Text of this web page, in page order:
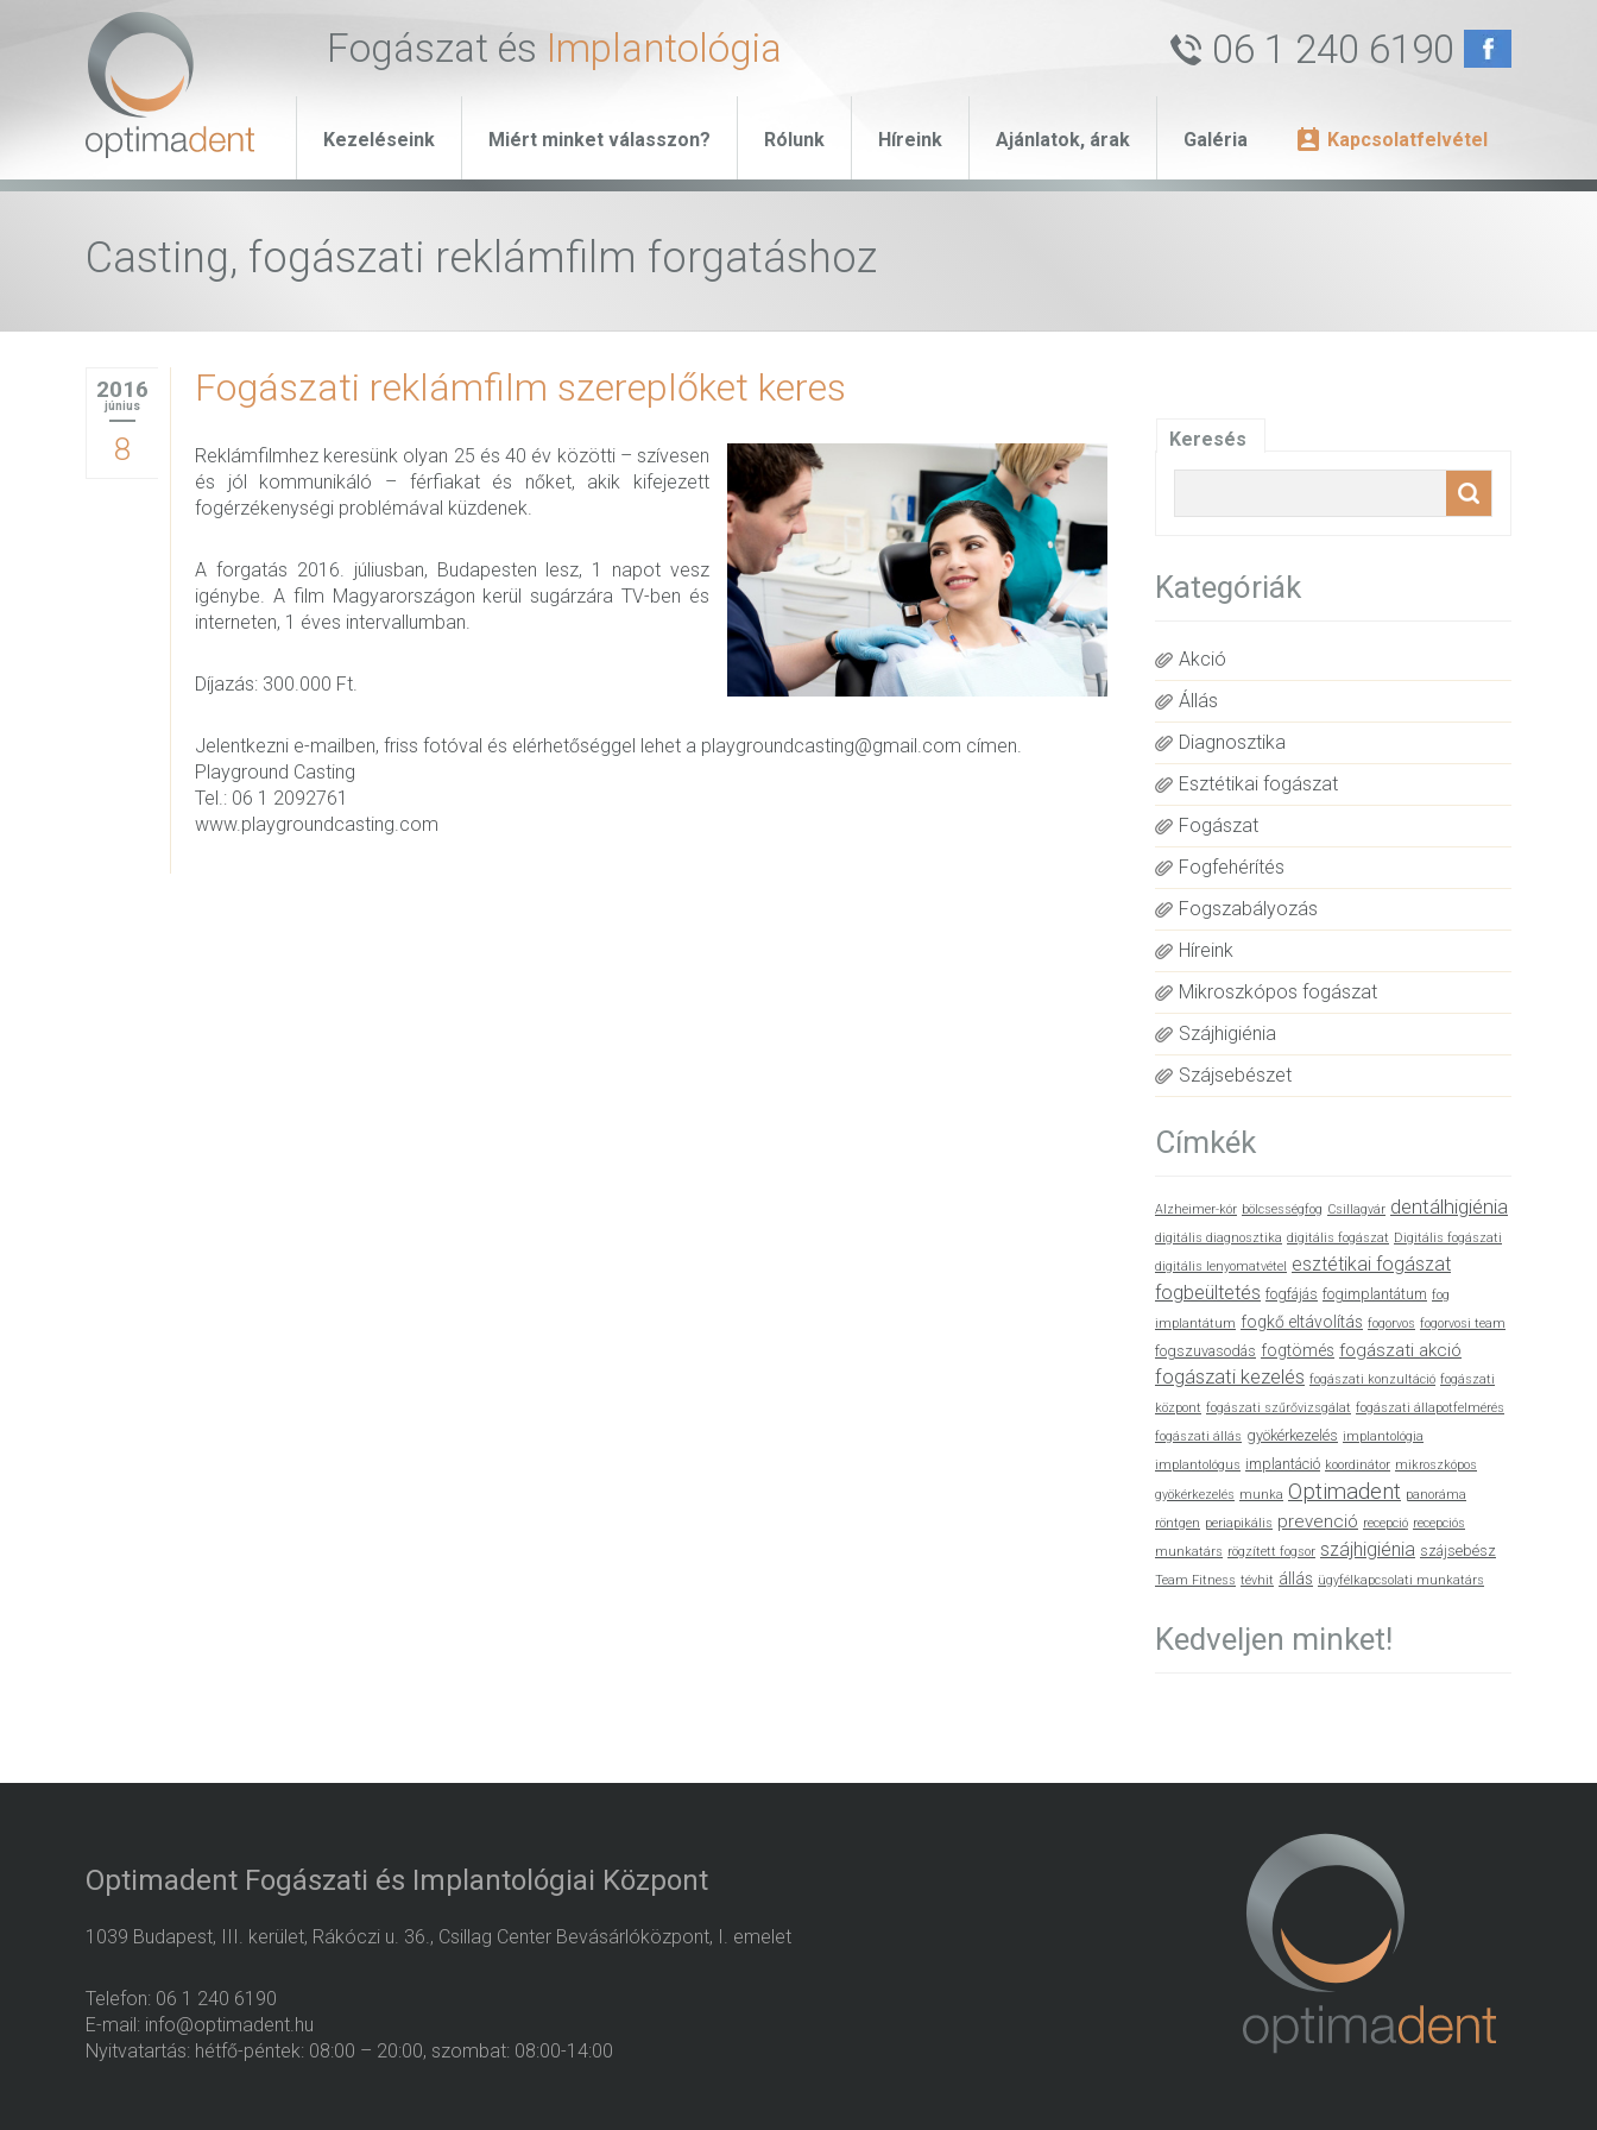
Fogászat és Implantológia 06 1 240 6190
Kezeléseink Miért minket válasszon? Rólunk Híreink Ajánlatok, árak Galéria Kapcsolatfelvétel
Casting, fogászati reklámfilm forgatáshoz
2016
június
8
Fogászati reklámfilm szereplőket keres
Reklámfilmhez keresünk olyan 25 és 40 év közötti – szívesen
és jól kommunikáló – férfiakat és nőket, akik kifejezett
fogérzékenységi problémával küzdenek.
A forgatás 2016. júliusban, Budapesten lesz, 1 napot vesz
igénybe. A film Magyarországon kerül sugárzára TV-ben és
interneten, 1 éves intervallumban.
Díjazás: 300.000 Ft.
Jelentkezni e-mailben, friss fotóval és elérhetőséggel lehet a playgroundcasting@gmail.com címen.
Playground Casting
Tel.: 06 1 2092761
www.playgroundcasting.com
Keresés
Kategóriák
Akció
Állás
Diagnosztika
Esztétikai fogászat
Fogászat
Fogfehérítés
Fogszabályozás
Híreink
Mikroszkópos fogászat
Szájhigiénia
Szájsebészet
Címkék
Alzheimer-kór bölcsességfog Csillagvár dentálhigiénia
digitális diagnosztika digitális fogászat Digitális fogászati
digitális lenyomatvétel esztétikai fogászat
fogbeültetés fogfájás fogimplantátum fog
implantátum fogkő eltávolítás fogorvos fogorvosi team
fogszuvasodás fogtömés fogászati akció
fogászati kezelés fogászati konzultáció fogászati
központ fogászati szűrővizsgálat fogászati állapotfelmérés
fogászati állás gyökérkezelés implantológia
implantológus implantáció koordinátor mikroszkópos
gyökérkezelés munka Optimadent panoráma
röntgen periapikális prevenció recepció recepciós
munkatárs rögzített fogsor szájhigiénia szájsebész
Team Fitness tévhit állás ügyfélkapcsolati munkatárs
Kedveljen minket!
Optimadent Fogászati és Implantológiai Központ
1039 Budapest, III. kerület, Rákóczi u. 36., Csillag Center Bevásárlóközpont, I. emelet
Telefon: 06 1 240 6190
E-mail: info@optimadent.hu
Nyitvatartás: hétfő-péntek: 08:00 – 20:00, szombat: 08:00-14:00